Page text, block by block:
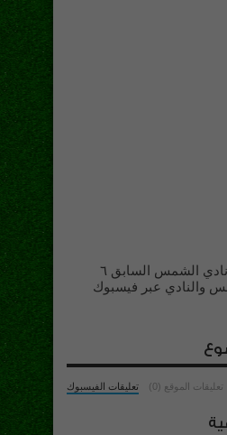
إيقاف عضو مجلس نادي الشمس السابق ٦
والنادي عبر فيسبوك
تعليقات الفيسبوك تعليقات الموقع (0)